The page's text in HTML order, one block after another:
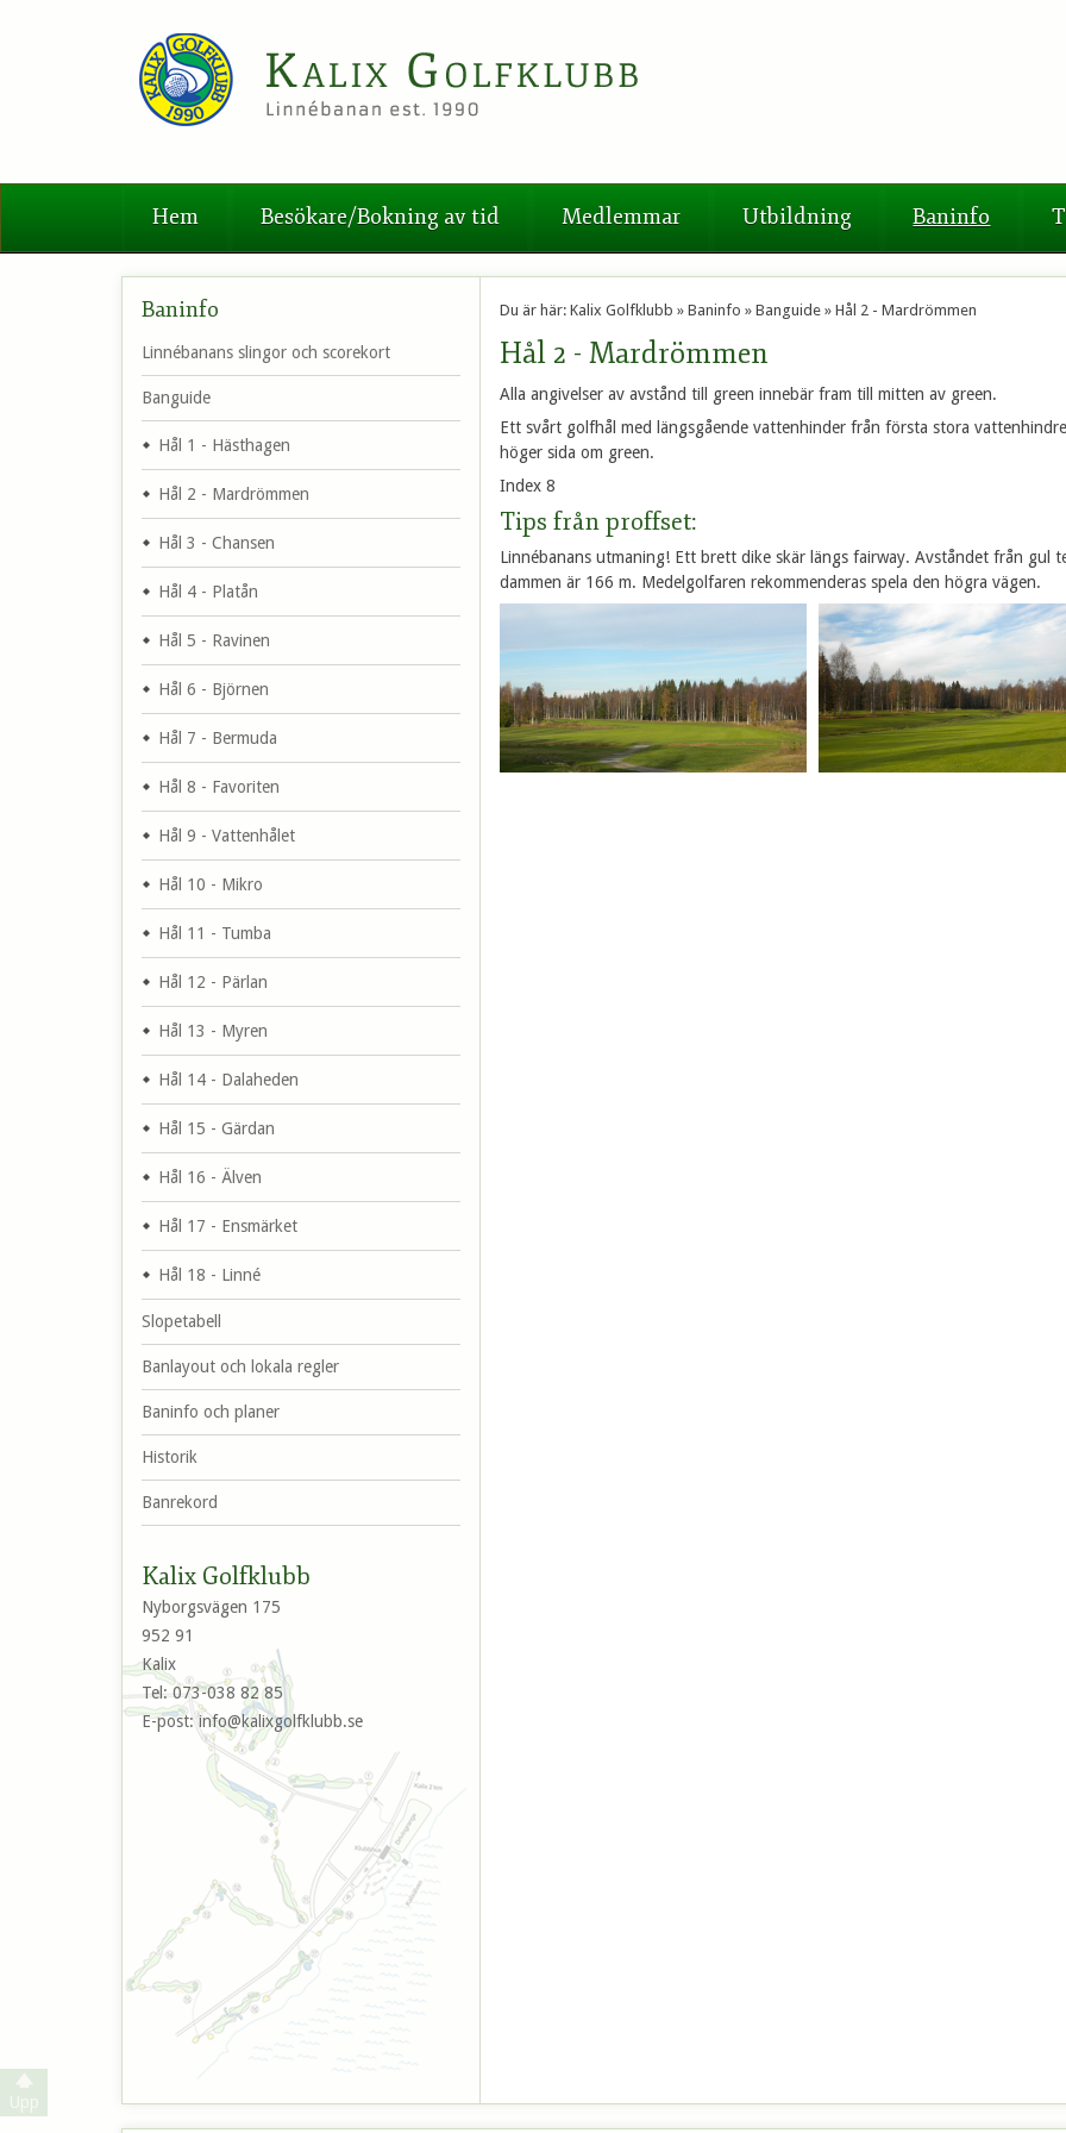
Hem Besökare/Bokning av tid Medlemmar Utbildning Baninfo
Du är här:Kalix Golfklubb »Baninfo »Banguide »Hål 2 - Mardrömmen
Hål 2 - Mardrömmen
Alla angivelser av avstånd till green innebär fram till mitten av green.
Ett svårt golfhål med längsgående vattenhinder från första stora
höger sida om green.
Index 8
Tips från proffset:
Linnébanans utmaning! Ett brett dike skär längs fairway. Avståndet från gul
dammen är 166 m. Medelgolfaren rekommenderas spela den högra vägen.
Baninfo
Linnébanans slingor och scorekort
Banguide
Hål 1 - Hästhagen
Hål 2 - Mardrömmen
Hål 3 - Chansen
Hål 4 - Platån
Hål 5 - Ravinen
Hål 6 - Björnen
Hål 7 - Bermuda
Hål 8 - Favoriten
Hål 9 - Vattenhålet
Hål 10 - Mikro
Hål 11 - Tumba
Hål 12 - Pärlan
Hål 13 - Myren
Hål 14 - Dalaheden
Hål 15 - Gärdan
Hål 16 - Älven
Hål 17 - Ensmärket
Hål 18 - Linné
Slopetabell
Banlayout och lokala regler
Baninfo och planer
Historik
Banrekord
Kalix Golfklubb
Nyborgsvägen 175
952 91
Kalix
Tel: 073-038 82 85
E-post:info@kalixgolfklubb.se
Upp